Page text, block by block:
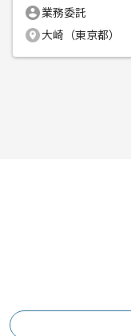
業務委託
大崎（東京都）